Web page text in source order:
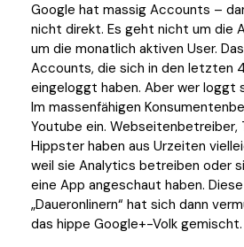
Google hat massig Accounts –
nicht direkt. Es geht nicht um die
um die monatlich aktiven User.
Accounts, die sich in den letzten
eingeloggt haben. Aber wer loggt
Im massenfähigen
Youtube ein. Webseitenbetreiber,
Hippster haben aus Urzeiten
weil sie Analytics betreiben oder
eine App angeschaut haben.
„Daueronlinern“ hat sich dann
das hippe Google+-Volk gemischt.